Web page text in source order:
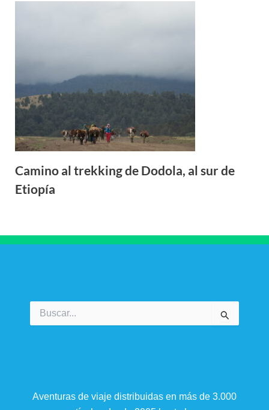
Camino al trekking de Dodola, al sur de
Etiopía
por:
Aventuras de viaje distribuidas en más de 3.000